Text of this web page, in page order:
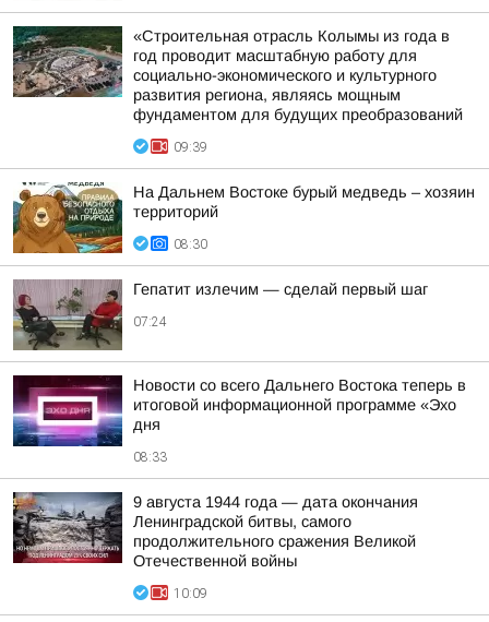
«Строительная отрасль Колымы из года в
год проводит масштабную работу для
социально-экономического и культурного
развития региона, являясь мощным
фундаментом для будущих преобразований
09:39
На Дальнем Востоке бурый медведь – хозяин
территорий
08:30
Гепатит излечим — сделай первый шаг
07:24
Новости со всего Дальнего Востока теперь в
итоговой информационной программе «Эхо
дня
08:33
9 августа 1944 года — дата окончания
Ленинградской битвы, самого
продолжительного сражения Великой
Отечественной войны
10:09